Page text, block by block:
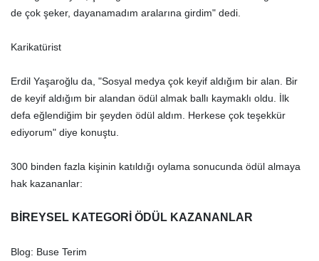
de çok şeker, dayanamadım aralarına girdim" dedi.
Karikatürist
Erdil Yaşaroğlu da, "Sosyal medya çok keyif aldığım bir alan. Bir
de keyif aldığım bir alandan ödül almak ballı kaymaklı oldu. İlk
defa eğlendiğim bir şeyden ödül aldım. Herkese çok teşekkür
ediyorum" diye konuştu.
300 binden fazla kişinin katıldığı oylama sonucunda ödül almaya
hak kazananlar:
BİREYSEL KATEGORİ ÖDÜL KAZANANLAR
Blog: Buse Terim